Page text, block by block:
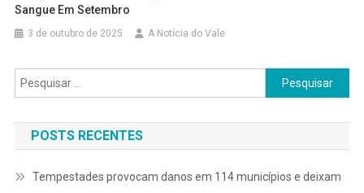
Sangue Em Setembro
3 de outubro de 2025 A Notícia do Vale
Pesquisar
por:
POSTS RECENTES
Tempestades provocam danos em 114 municípios e deixam